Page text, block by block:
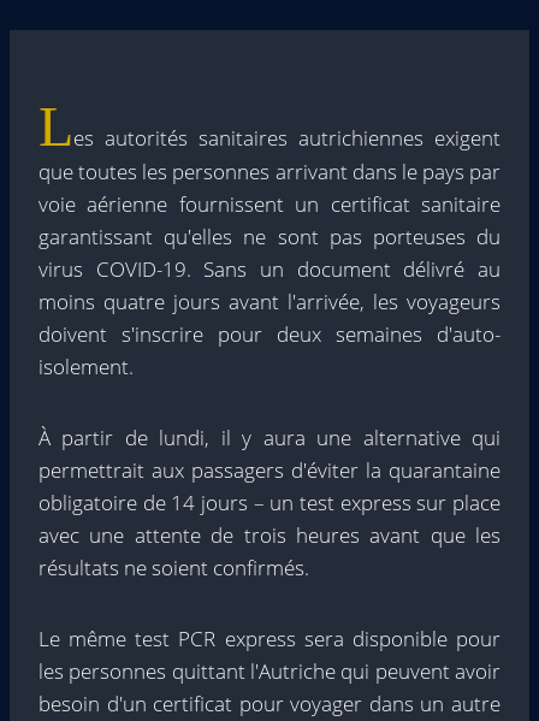
Les autorités sanitaires autrichiennes exigent
que toutes les personnes arrivant dans le pays par
voie aérienne fournissent un certificat sanitaire
garantissant qu'elles ne sont pas porteuses du
virus COVID-19. Sans un document délivré au
moins quatre jours avant l'arrivée, les voyageurs
doivent s'inscrire pour deux semaines d'auto-
isolement.
À partir de lundi, il y aura une alternative qui
permettrait aux passagers d'éviter la quarantaine
obligatoire de 14 jours – un test express sur place
avec une attente de trois heures avant que les
résultats ne soient confirmés.
Le même test PCR express sera disponible pour
les personnes quittant l'Autriche qui peuvent avoir
besoin d'un certificat pour voyager dans un autre